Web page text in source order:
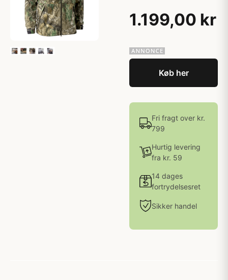
1.199,00 kr
Køb her
Fri fragt over kr.
799
Hurtig levering
fra kr. 59
14 dages
fortrydelsesret
Sikker handel